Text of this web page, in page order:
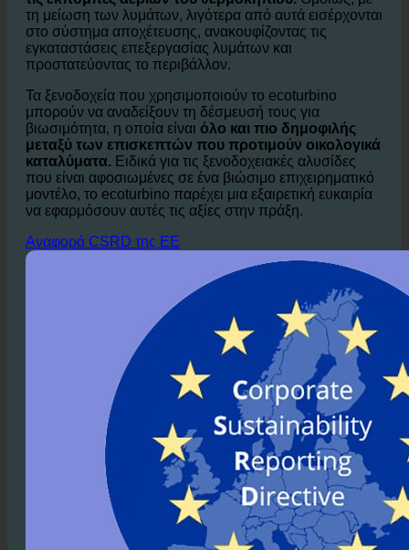
Μεμειώνοντας τη χρήση ζεστού νερού,
καταναλώνεται λιγότερη ενέργεια,το οποίομειώνει
τις εκπομπές αερίων του θερμοκηπίου.Ομοίως, με
τη μείωση των λυμάτων, λιγότερα από αυτά εισέρχονται
στο σύστημα αποχέτευσης, ανακουφίζοντας τις
εγκαταστάσεις επεξεργασίας λυμάτων και
προστατεύοντας το περιβάλλον.
Τα ξενοδοχεία που χρησιμοποιούν το ecoturbino
μπορούν να αναδείξουν τη δέσμευσή τους για
βιωσιμότητα, η οποία είναιόλο και πιο δημοφιλής
μεταξύ των επισκεπτών που προτιμούν οικολογικά
καταλύματα.Ειδικά για τις ξενοδοχειακές αλυσίδες
που είναι αφοσιωμένες σε ένα βιώσιμο επιχειρηματικό
μοντέλο, το ecoturbino παρέχει μια εξαιρετική ευκαιρία
να εφαρμόσουν αυτές τις αξίες στην πράξη.